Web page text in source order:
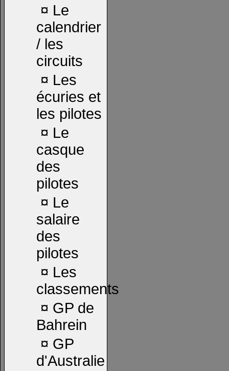
¤ Le
calendrier
/ les
circuits
¤ Les
écuries et
les pilotes
¤ Le
casque
des
pilotes
¤ Le
salaire
des
pilotes
¤ Les
classements
¤ GP de
Bahrein
¤ GP
d'Australie